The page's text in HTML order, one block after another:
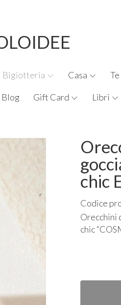
Bigiotteria Casa
Blog Gift Card Libri
chic
Codice
Orecchini
chic “